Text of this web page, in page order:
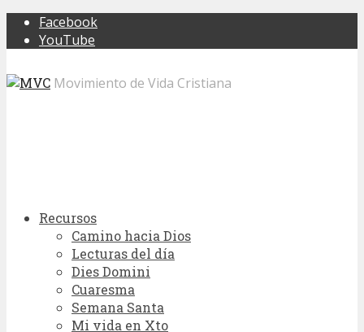
Facebook
YouTube
Movimiento de Vida Cristiana
Recursos
Camino hacia Dios
Lecturas del día
Dies Domini
Cuaresma
Semana Santa
Mi vida en Xto